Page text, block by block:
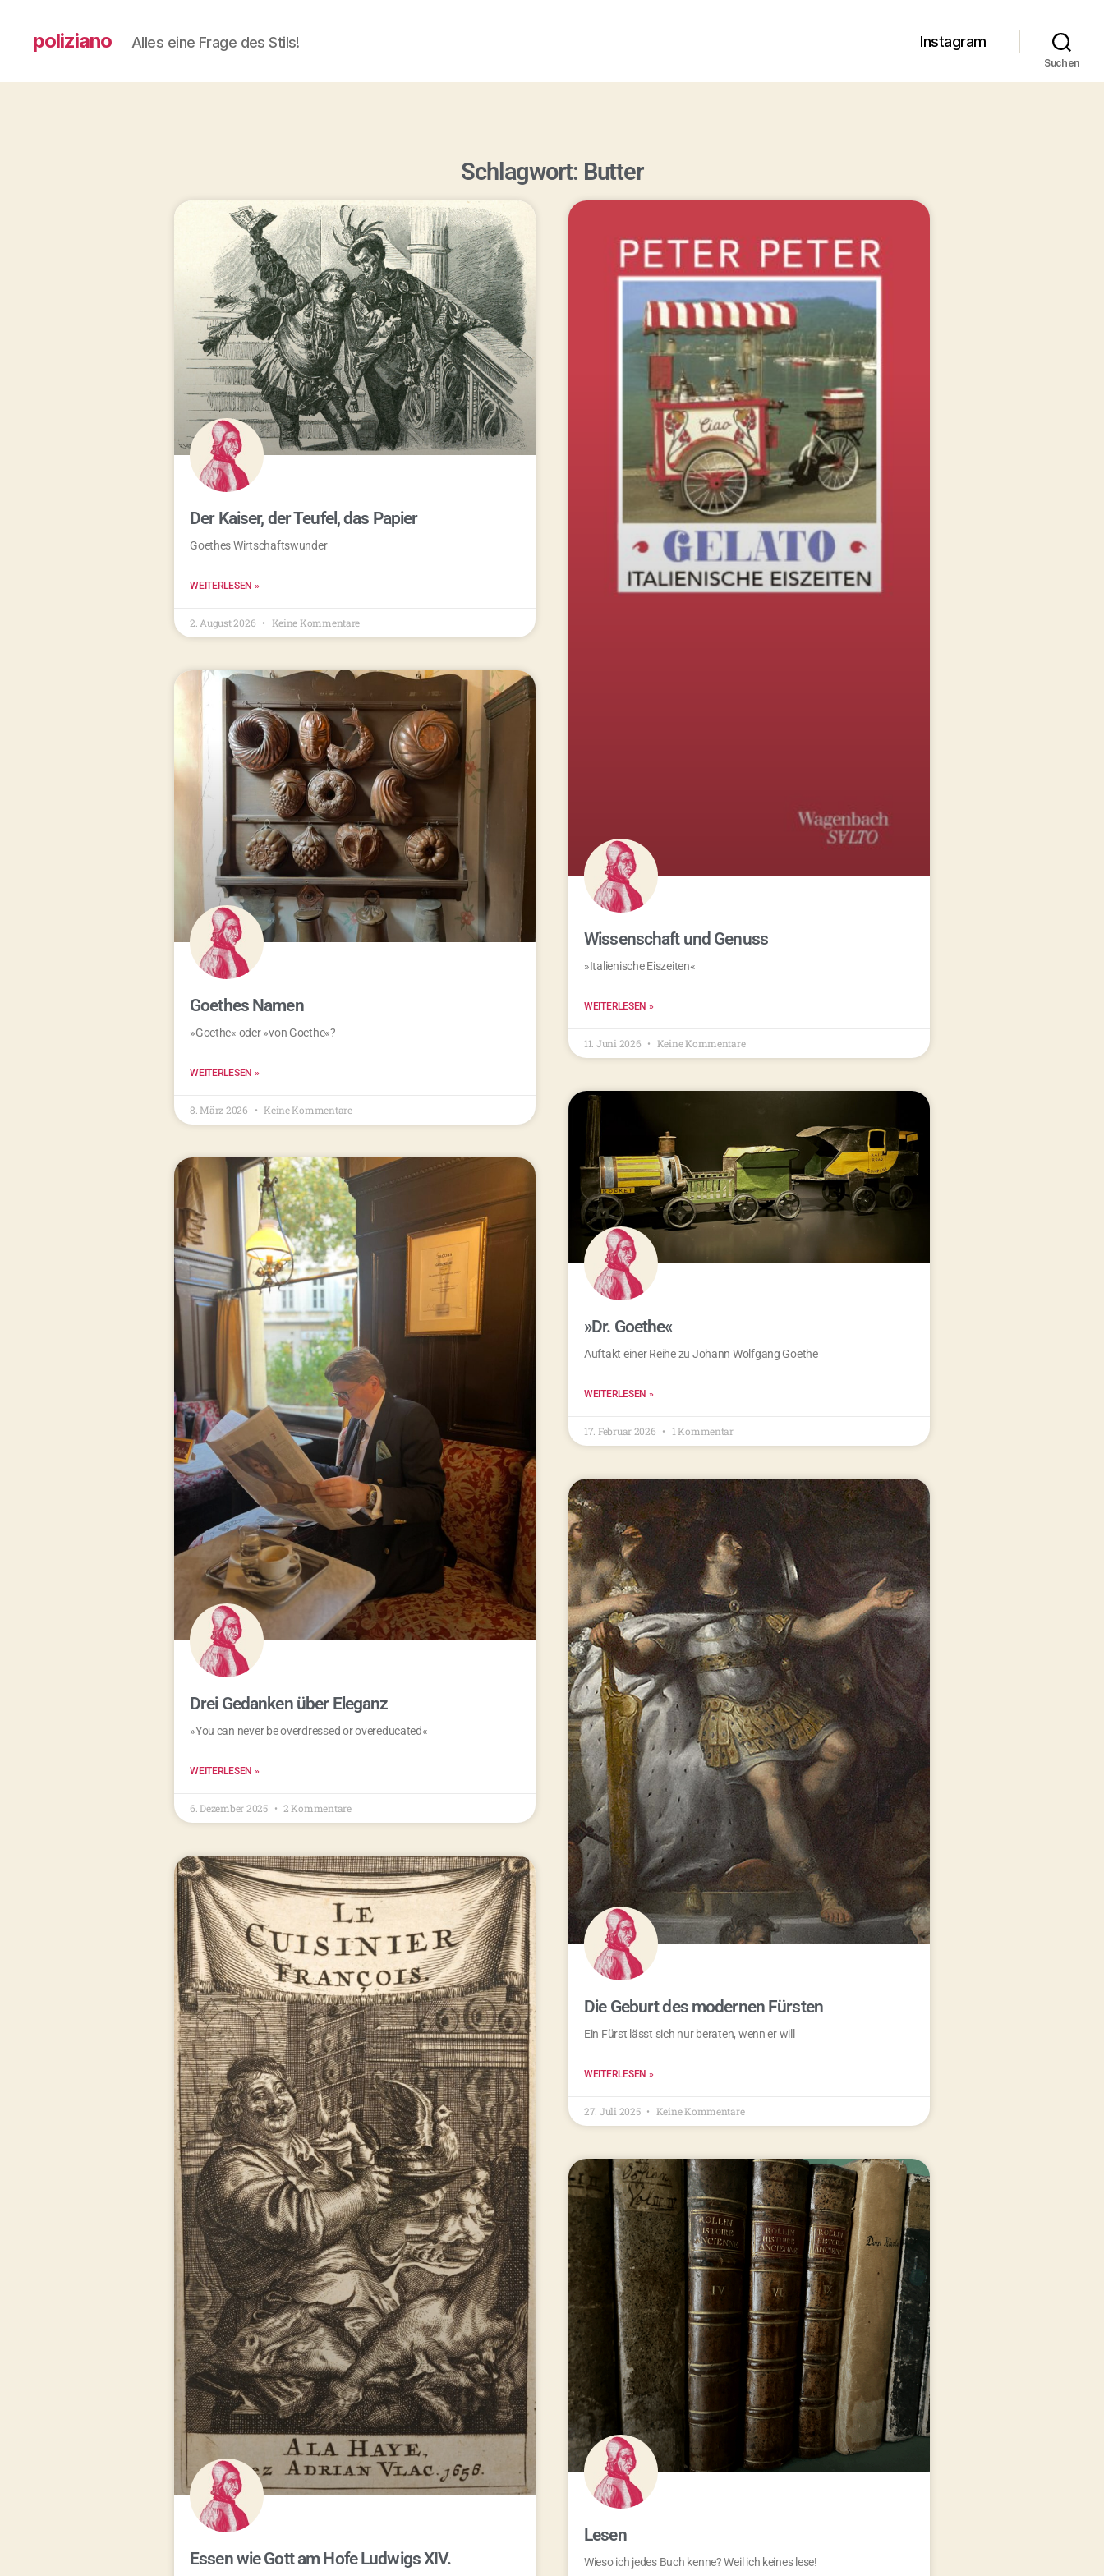
poliziano Alles eine Frage des Stils! Instagram
Suchen
Schlagwort: Butter
Der Kaiser, der Teufel, das Papier
Goethes Wirtschaftswunder
WEITERLESEN »
2. August 2026 Keine Kommentare
Wissenschaft und Genuss
»Italienische Eiszeiten«
WEITERLESEN »
11. Juni 2026 Keine Kommentare
Goethes Namen
»Goethe« oder »von Goethe«?
WEITERLESEN »
8. März 2026 Keine Kommentare
»Dr. Goethe«
Auftakt einer Reihe zu Johann Wolfgang Goethe
WEITERLESEN »
17. Februar 2026 1 Kommentar
Drei Gedanken über Eleganz
»You can never be overdressed or overeducated«
WEITERLESEN »
6. Dezember 2025 2 Kommentare
Die Geburt des modernen Fürsten
Ein Fürst lässt sich nur beraten, wenn er will
WEITERLESEN »
27. Juli 2025 Keine Kommentare
Essen wie Gott am Hofe Ludwigs XIV.
Lesen
Wieso ich jedes Buch kenne? Weil ich keines lese!